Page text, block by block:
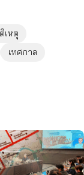
เหตุ
เทศกาล